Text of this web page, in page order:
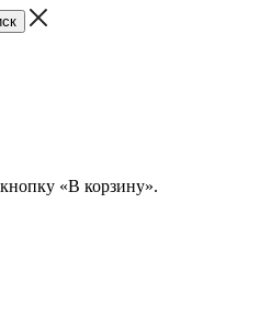
«В корзину».